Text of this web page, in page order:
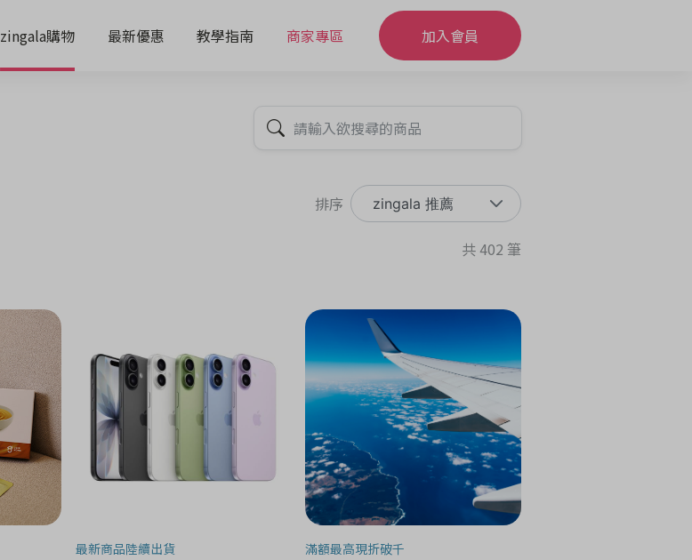
zingala購物 最新優惠 教學指南 商家專區 加入會員
排序 zingala 推薦
共 402 筆
最新商品陸續出貨 滿額最高現折破千